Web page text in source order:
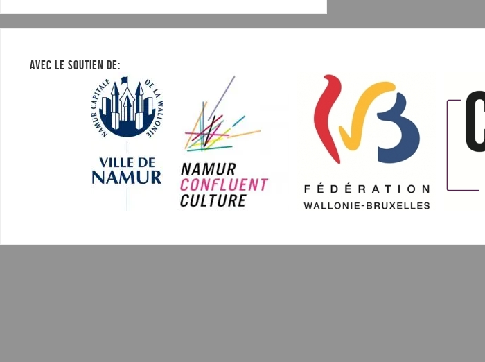
AVEC LE SOUTIEN DE: